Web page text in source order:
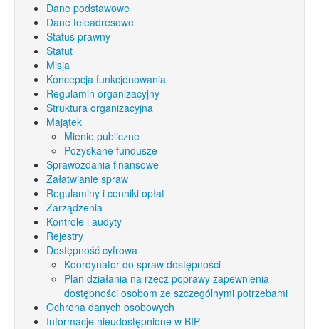
Dane podstawowe
Dane teleadresowe
Status prawny
Statut
Misja
Koncepcja funkcjonowania
Regulamin organizacyjny
Struktura organizacyjna
Majątek
Mienie publiczne
Pozyskane fundusze
Sprawozdania finansowe
Załatwianie spraw
Regulaminy i cenniki opłat
Zarządzenia
Kontrole i audyty
Rejestry
Dostępność cyfrowa
Koordynator do spraw dostępności
Plan działania na rzecz poprawy zapewnienia
dostępności osobom ze szczególnymi potrzebami
Ochrona danych osobowych
Informacje nieudostępnione w BIP